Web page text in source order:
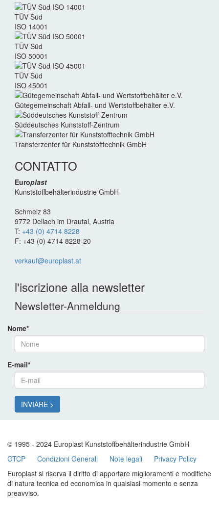
TÜV Süd
ISO 14001
TÜV Süd
ISO 50001
TÜV Süd
ISO 45001
Güte­gemein­schaft Abfall- und Wert­stoff­behälter e.V.
Süddeutsches Kunststoff-Zentrum
Transferzenter für Kunststoff­technik GmbH
CONTATTO
Europlast
Kunststoffbehälterindustrie GmbH
Schmelz 83
9772 Dellach im Drautal, Austria
T: +43 (0) 4714 8228
F: +43 (0) 4714 8228-20
verkauf@europlast.at
l'iscrizione alla newsletter
Newsletter-Anmeldung
Nome*
E-mail*
© 1995 - 2024 Europlast Kunststoffbehälterindustrie GmbH
GTCP
Condizioni Generali Note legali
Privacy Policy
Europlast si riserva il diritto di apportare miglioramenti e modifiche
di natura tecnica ed economica in qualsiasi momento e senza
preavviso.